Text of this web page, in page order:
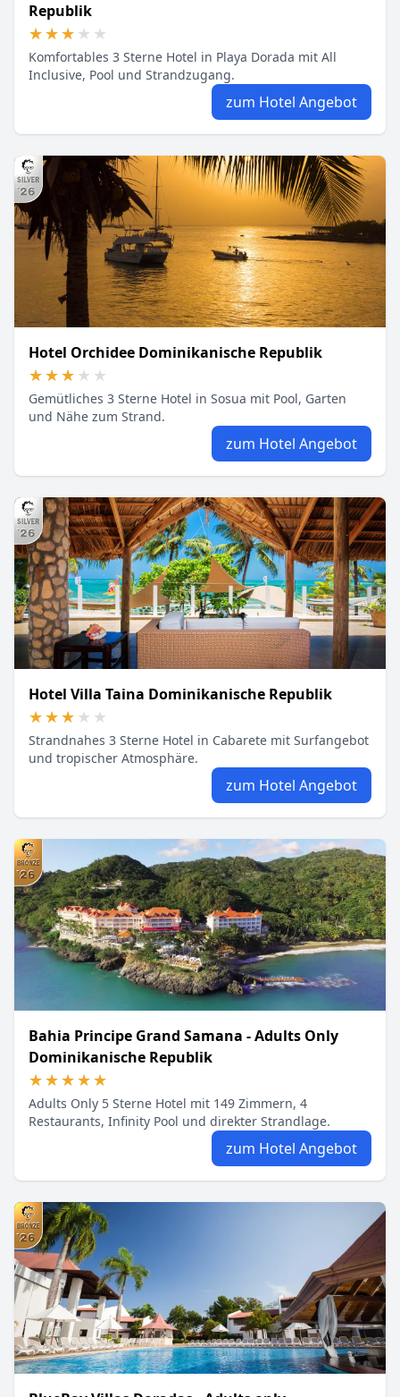
Republik
★★★★★
★★★★★
Komfortables 3 Sterne Hotel in Playa Dorada mit All
Inclusive, Pool und Strandzugang.
zum Hotel Angebot
Hotel Orchidee Dominikanische Republik
★★★★★
★★★★★
Gemütliches 3 Sterne Hotel in Sosua mit Pool, Garten
und Nähe zum Strand.
zum Hotel Angebot
Hotel Villa Taina Dominikanische Republik
★★★★★
★★★★★
Strandnahes 3 Sterne Hotel in Cabarete mit Surfangebot
und tropischer Atmosphäre.
zum Hotel Angebot
Bahia Principe Grand Samana - Adults Only
Dominikanische Republik
★★★★★
★★★★★
Adults Only 5 Sterne Hotel mit 149 Zimmern, 4
Restaurants, Infinity Pool und direkter Strandlage.
zum Hotel Angebot